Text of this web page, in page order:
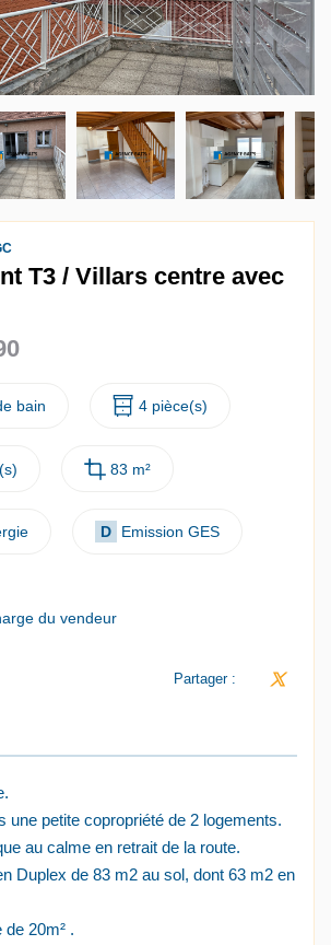
T3 / Villars centre avec
bain 4 pièce(s)
83 m²
D Emission GES
du vendeur
Partager :
une petite copropriété de 2 logements.
au calme en retrait de la route.
Duplex de 83 m2 au sol, dont 63 m2 en
20m² .